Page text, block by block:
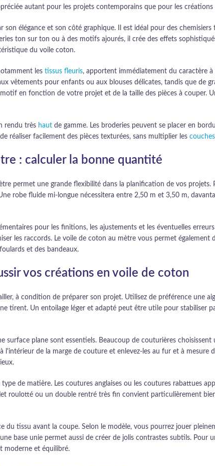
autant pour les projets contemporains que pour les créations
son élégance et son côté graphique. Il est idéal pour des
ton sur ton ou à des motifs ajourés, il crée des effets
du voile coton.
les tissus fleuris, apportent immédiatement du caractère
vêtements pour enfants ou aux blouses délicates, tandis que de
en fonction de votre projet et de la taille des pièces à
rendu très haut de gamme. Les broderies peuvent se placer en
réaliser facilement des pièces texturées, sans multiplier les couches
: calculer la bonne quantité
permet une grande flexibilité dans la planification de vos
robe fluide mi-longue nécessitera entre 2,50 m et 3,50 m,
pour les finitions, les ajustements et les éventuelles
les raccords. Le voile de coton au mètre vous permet
et des bandeaux.
vos créations en voile de coton
à condition de préparer son projet. Utilisez de préférence une
tirent. Un entoilage léger et adapté peut être utile pour stabiliser
surface plane sont essentiels. Beaucoup de couturières
l'intérieur de la marge de couture et enlevez-les au fur et à
de matière. Les coutures anglaises ou les coutures rabattues
roulotté ou un double rentré très fin convient particulièrement
du tissu avant la coupe. Selon le modèle, vous pourrez jouer
base unie permet aussi de créer de jolis contrastes subtils.
moderne et équilibré.